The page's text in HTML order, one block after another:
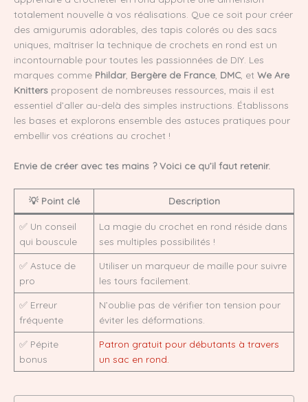
totalement nouvelle à vos réalisations. Que ce soit pour créer
des amigurumis adorables, des tapis colorés ou des sacs
uniques, maîtriser la technique de crochets en rond est un
incontournable pour toutes les passionnées de DIY. Les
marques comme Phildar, Bergère de France DMC, et We Are
Knitters proposent de nombreuses ressources, mais il est
essentiel d’aller au-delà des simples instructions. Établissons
les bases et explorons ensemble des astuces pratiques pour
embellir vos créations au crochet !
Envie de créer avec tes mains ? Voici ce qu’il faut retenir.
💡 Point clé Description
✅ Un conseil
qui bouscule
La magie du crochet en rond réside dans
ses multiples possibilités !
✅ Astuce de
pro
Utiliser un marqueur de maille pour suivre
les tours facilement.
✅ Erreur
fréquente
N’oublie pas de vérifier ton tension pour
éviter les déformations.
✅ Pépite
bonus
Patron gratuit pour débutants à travers
un sac en rond.